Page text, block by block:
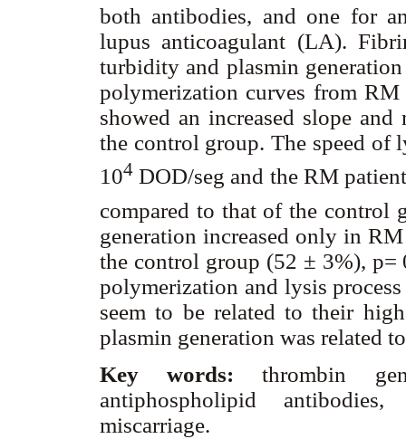
both antibodies, and one for
lupus anticoagulant (LA).
turbidity and plasmin
polymerization curves from
showed an increased slope
the control group. The speed of
104 DOD/seg and the RM
compared to that of the control
generation increased only in
the control group (52 ± 3%), p=
polymerization and lysis
seem to be related to their
plasmin generation was related
Key words:thrombin
antiphospholipid
miscarriage.